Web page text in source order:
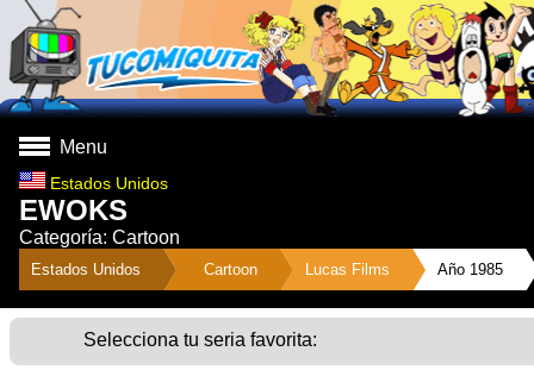
Menu
Estados Unidos
EWOKS
Categoría: Cartoon
Estados Unidos Cartoon Lucas Films Año 1985
Selecciona tu seria favorita: